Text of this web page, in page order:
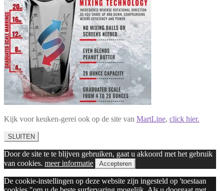
Kijk voor keuken-gerei ook op de site van MartLine, click hier.
SLUITEN
Door de site te te blijven gebruiken, gaat u akkoord met het gebruik
van cookies. meer informatie Accepteren
De cookie-instellingen op deze website zijn ingesteld op 'toestaan